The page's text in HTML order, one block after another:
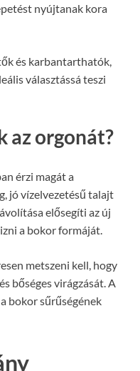
nyújtanak kora
és karbantarthatók,
választássá teszi
az orgonát?
érzi magát a
jó vízelvezetésű talajt
elősegíti az új
a bokor formáját.
metszeni kell, hogy
bőséges virágzását. A
bokor sűrűségének